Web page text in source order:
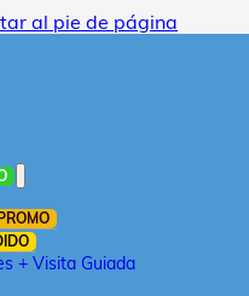
al pie de página
PROMO
+ Visita Guiada